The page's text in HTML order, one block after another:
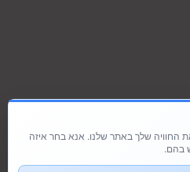
החוויה שלך באתר שלנו. אנא בחר איזה
בהם.